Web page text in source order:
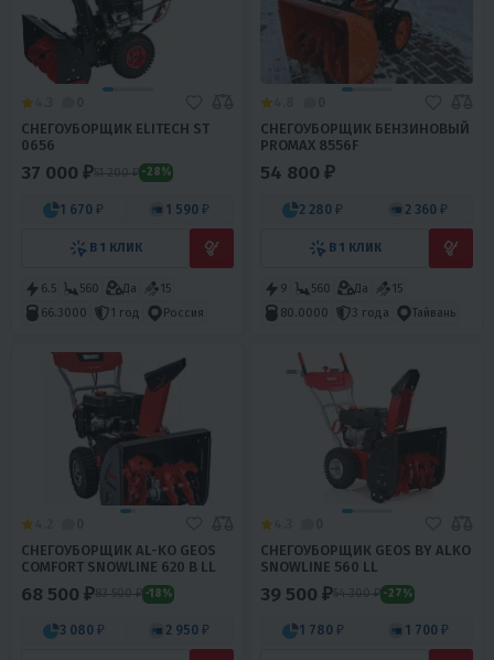
СНЕГОУБОРЩИК ELITECH ST
0656
37 000 ₽51 200 ₽ -28%
1 670 ₽ 1 590 ₽
В 1 КЛИК
6.5 560 Да
15
66.3000
1 год Россия
СНЕГОУБОРЩИК БЕНЗИНОВЫЙ
PROMAX 8556F
54 800 ₽
2 280 ₽ 2 360 ₽
В 1 КЛИК
9 560 Да
15
80.0000
3 года Тайвань
СНЕГОУБОРЩИК AL-KO GEOS
COMFORT SNOWLINE 620 B LL
68 500 ₽83 500 ₽ -18%
3 080 ₽ 2 950 ₽
СНЕГОУБОРЩИК GEOS BY ALKO
SNOWLINE 560 LL
39 500 ₽54 300 ₽ -27%
1 780 ₽ 1 700 ₽